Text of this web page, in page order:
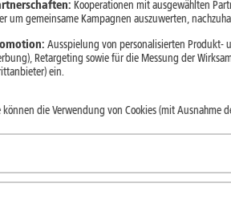
2026 im
zeigt günstige Smartphones mit
Sie ist nach typischen Kaufkriterien
Preis-Leistung, möglichst niedriger
Ausstattung für den Alltag.
Kooperationen mit ausgewählten
um gemeinsame Kampagnen auszuwerten,
Ausspielung von personalisierten Produkt-
Retargeting sowie für die Messung der
ein.
können die Verwendung von Cookies (mit Ausnahme